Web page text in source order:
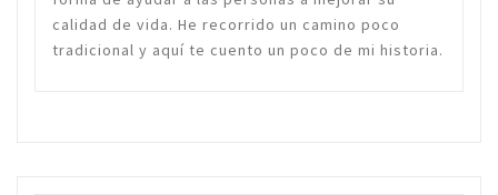
calidad de vida. He recorrido un camino poco
tradicional y aquí te cuento un poco de mi historia.